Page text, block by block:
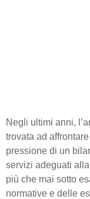
Negli ultimi anni,
trovata ad
pressione di un
servizi adeguati
più che mai sotto
normative e delle